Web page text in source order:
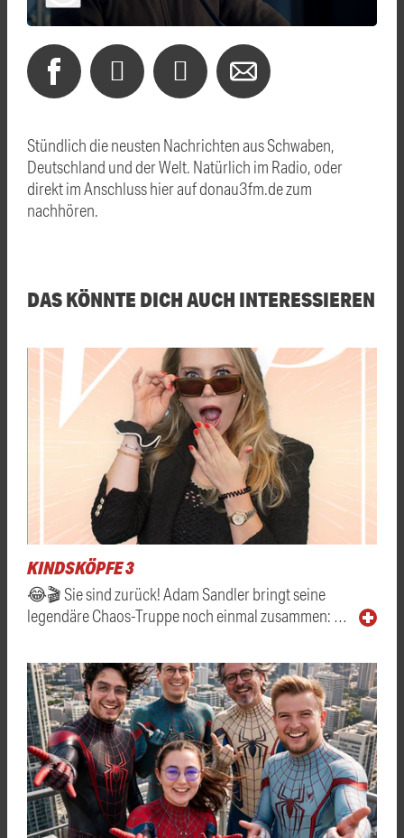
Stündlich die neusten Nachrichten aus Schwaben,
Deutschland und der Welt. Natürlich im Radio, oder
direkt im Anschluss hier auf donau3fm.de zum
nachhören.
DAS KÖNNTE DICH AUCH INTERESSIEREN
KINDSKÖPFE 3
😂🎬 Sie sind zurück! Adam Sandler bringt seine
legendäre Chaos-Truppe noch einmal zusammen: …